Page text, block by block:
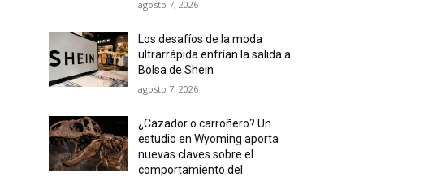
agosto 7, 2026
Los desafíos de la moda
ultrarrápida enfrían la salida a
Bolsa de Shein
agosto 7, 2026
¿Cazador o carroñero? Un
estudio en Wyoming aporta
nuevas claves sobre el
comportamiento del